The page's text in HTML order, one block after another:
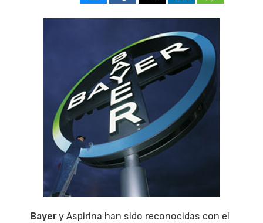
Bayery Aspirina han sido reconocidas con el